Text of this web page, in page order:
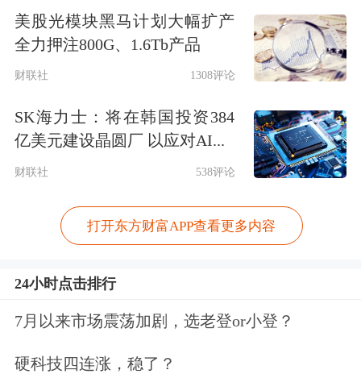
美股光模块黑马计划大幅扩产
全力押注800G、1.6Tb产品
财联社 1308评论
SK海力士：将在韩国投资384
亿美元建设晶圆厂 以应对AI...
财联社 538评论
打开东方财富APP查看更多内容
24小时点击排行
7月以来市场震荡加剧，选老登or小登？
硬科技四连涨，稳了？